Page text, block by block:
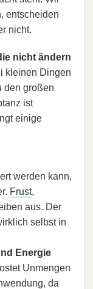
entscheiden
nicht.
nicht ändern
kleinen Dingen
den großen
ist
einige
werden kann,
Frust,
aus. Der
selbst in
Energie
Unmengen
da